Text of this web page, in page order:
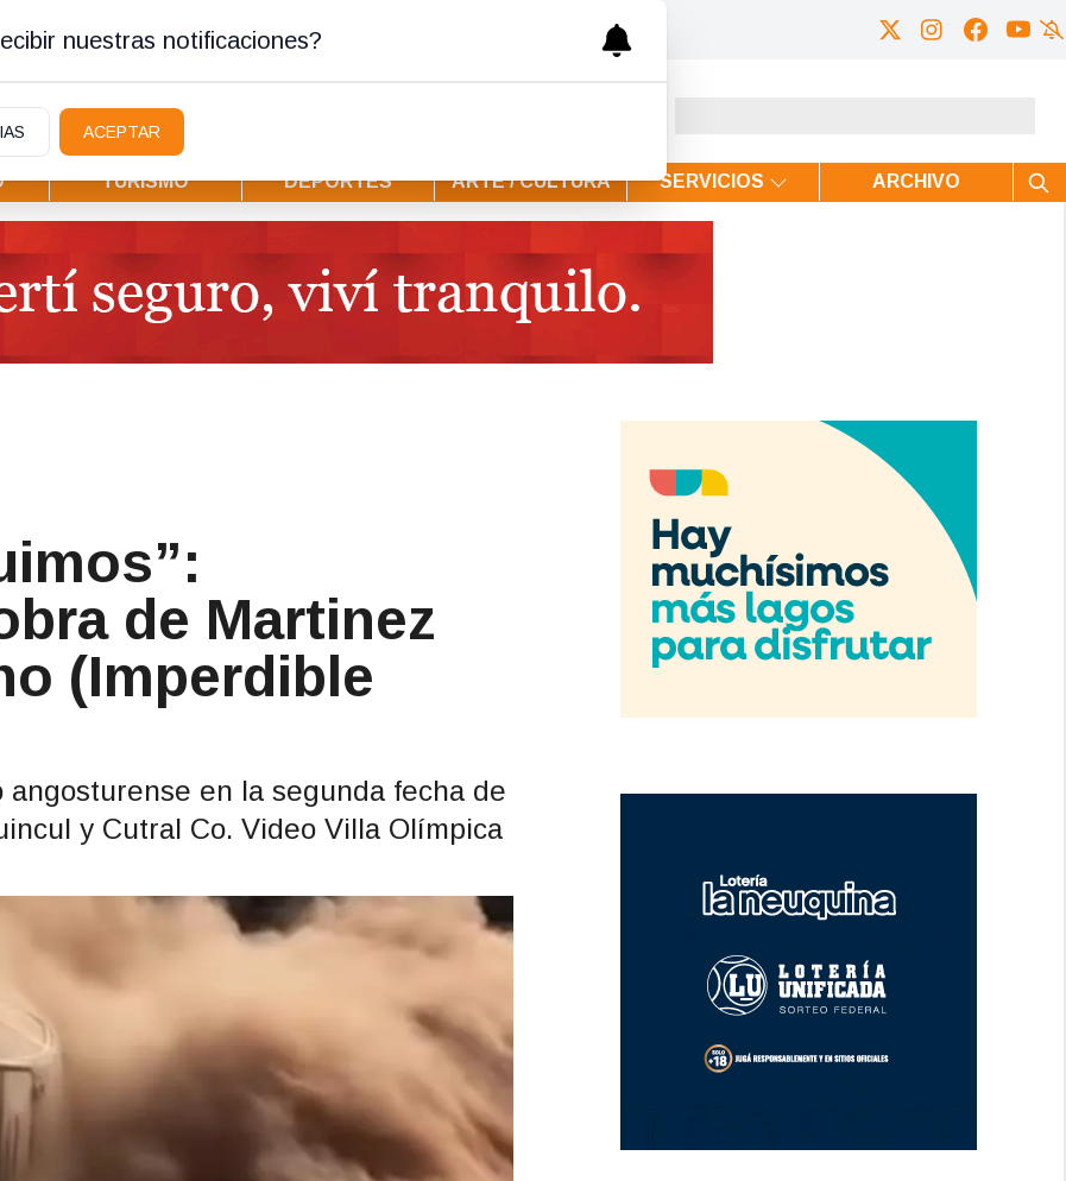
TURISMO DEPORTES ARTE / CULTURA SERVICIOS ARCHIVO
de Martinez
(Imperdible
en la segunda fecha de
y Cutral Co. Video Villa Olímpica
nuestras notificaciones?
ACEPTAR